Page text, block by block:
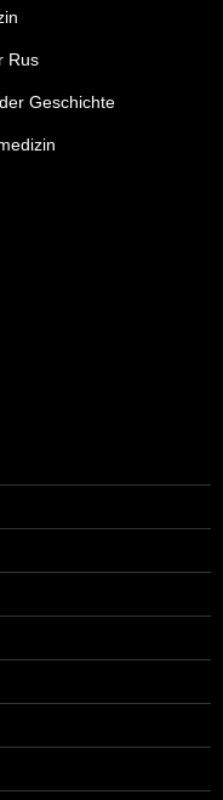
Rus
Geschichte